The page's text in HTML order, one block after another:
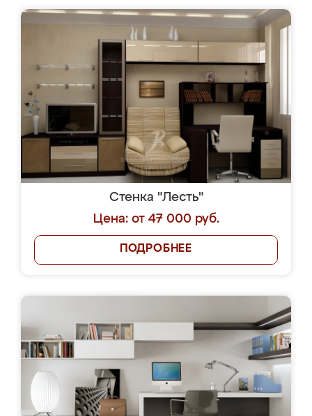
Стенка "Лесть"
Цена: от 47 000 руб.
ПОДРОБНЕЕ